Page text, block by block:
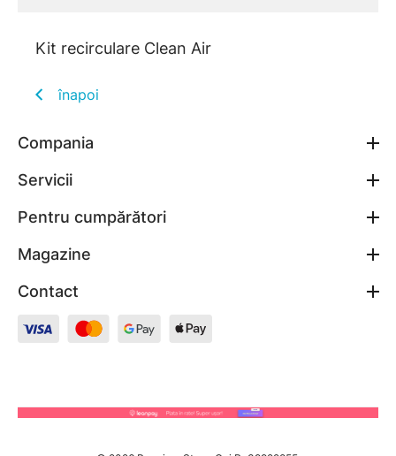
Kit recirculare Clean Air
înapoi
Compania
Servicii
Pentru cumpărători
Magazine
Contact